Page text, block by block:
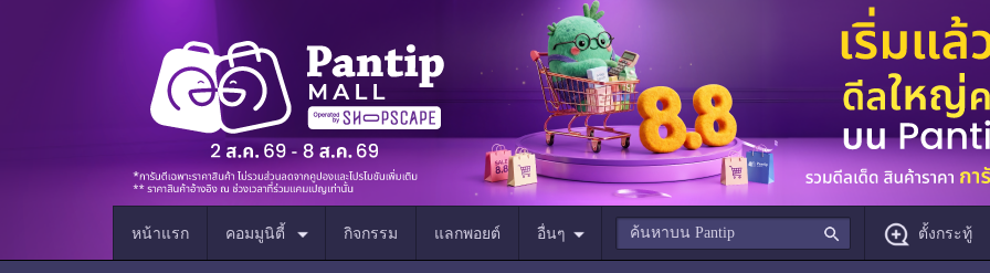
หน้าแรก คอมมูนิตี้ กิจกรรม แลกพอยต์ อื่นๆ ตั้งกระทู้